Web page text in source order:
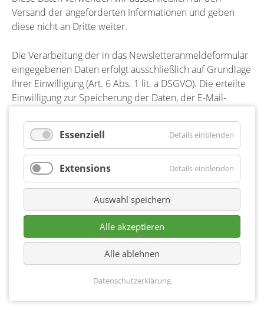
Versand der angeforderten Informationen und geben
diese nicht an Dritte weiter.
Die Verarbeitung der in das Newsletteranmeldeformular
eingegebenen Daten erfolgt ausschließlich auf Grundlage
Ihrer Einwilligung (Art. 6 Abs. 1 lit. a DSGVO). Die erteilte
Einwilligung zur Speicherung der Daten, der E-Mail-
Newsletters können Sie jederzeit widerrufen, etwa über
den „Austragen“-Link im Newsletter. Die Rechtmäßigkeit
der bereits erfolgten Datenverarbeitungsvorgänge bleibt
vom Widerruf unberührt.
Die von Ihnen zum Zwecke des Newsletter-Bezugs bei
uns hinterlegten Daten werden von uns bis zu Ihrer
Austragung aus dem Newsletter bei uns bzw. dem
Newsletterdiensteanbieter gespeichert und nach der
Abbestellung des Newsletters aus der
Newsletterverteilerliste gelöscht. Daten, die zu anderen
Zwecken bei uns gespeichert wurden bleiben hiervon
Essenziell Details einblenden
Extensions Details einblenden
Auswahl speichern
Alle akzeptieren
Alle ablehnen
Datenschutzerklärung